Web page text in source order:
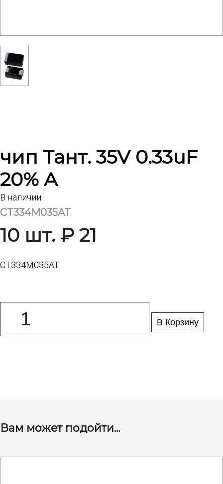
чип Тант. 35V 0.33uF
20% A
В наличии
CT334M035AT
10 шт. ₽ 21
CT334M035AT
В Корзину
Вам может подойти...